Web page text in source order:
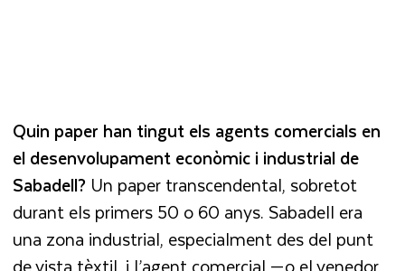
Quin paper han tingut els agents comercials en
el desenvolupament econòmic i industrial de
Sabadell? Un paper transcendental, sobretot
durant els primers 50 o 60 anys. Sabadell era
una zona industrial, especialment des del punt